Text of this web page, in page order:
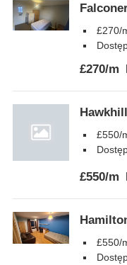
£270/
£270/m
Hawkhill
£550/
£550/m
£550/